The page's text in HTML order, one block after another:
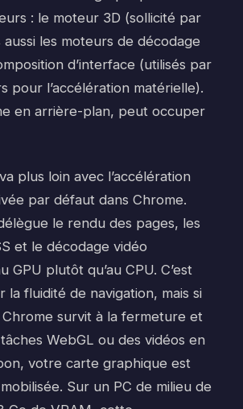
: le moteur 3D (sollicité par
aussi les moteurs de décodage
d’interface (utilisés par
pour l’accélération matérielle).
en arrière-plan, peut occuper
plus loin avec l’accélération
par défaut dans Chrome.
le rendu des pages, les
et le décodage vidéo
GPU plutôt qu’au CPU. C’est
la fluidité de navigation, mais si
survit à la fermeture et
WebGL ou des vidéos en
votre carte graphique est
Sur un PC de milieu de